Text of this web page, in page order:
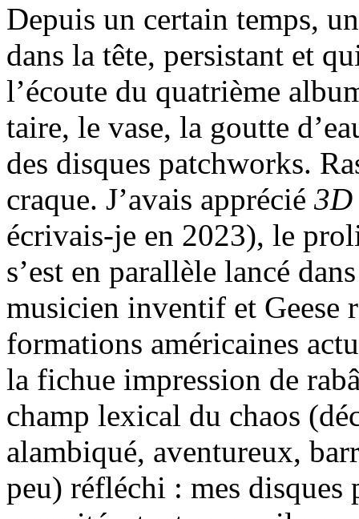
Depuis un certain temps,
dans la tête, persistant et
l’écoute du quatrième
taire, le vase, la goutte
des disques patchworks.
craque. J’avais apprécié
écrivais-je en 2023), le
s’est en parallèle lancé
musicien inventif et Geese
formations américaines
la fichue impression de
champ lexical du chaos
alambiqué, aventureux,
peu) réfléchi : mes disques